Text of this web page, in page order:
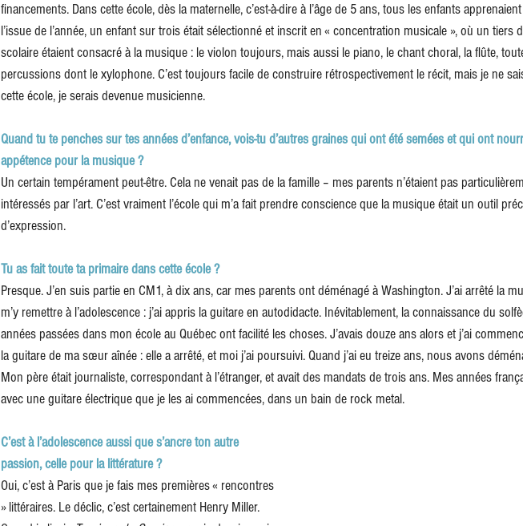
financements. Dans cette école, dès la maternelle, c’est-à-dire à l’âge de 5 ans, tous les enfants
l’issue de l’année, un enfant sur trois était sélectionné et inscrit en « concentration musicale », où un tiers
scolaire étaient consacré à la musique : le violon toujours, mais aussi le piano, le chant choral, la flûte,
percussions dont le xylophone. C’est toujours facile de construire rétrospectivement le récit, mais je ne
cette école, je serais devenue musicienne.
Quand tu te penches sur tes années d’enfance, vois-tu d’autres graines qui ont été semées et qui ont
appétence pour la musique ?
Un certain tempérament peut-être. Cela ne venait pas de la famille – mes parents n’étaient pas
intéressés par l’art. C’est vraiment l’école qui m’a fait prendre conscience que la musique était un outil
d’expression.
Tu as fait toute ta primaire dans cette école ?
Presque. J’en suis partie en CM1, à dix ans, car mes parents ont déménagé à Washington. J’ai arrêté la
m’y remettre à l’adolescence : j’ai appris la guitare en autodidacte. Inévitablement, la connaissance du
années passées dans mon école au Québec ont facilité les choses. J’avais douze ans alors et j’ai
la guitare de ma sœur aînée : elle a arrêté, et moi j’ai poursuivi. Quand j’ai eu treize ans, nous avons
Mon père était journaliste, correspondant à l’étranger, et avait des mandats de trois ans. Mes années
avec une guitare électrique que je les ai commencées, dans un bain de rock metal.
C’est à l’adolescence aussi que s’ancre ton autre
passion, celle pour la littérature ?
Oui, c’est à Paris que je fais mes premières « rencontres
» littéraires. Le déclic, c’est certainement Henry Miller.